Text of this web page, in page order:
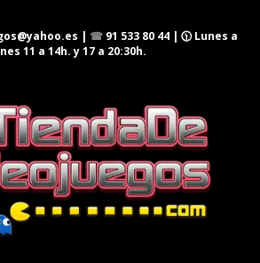
| ☎ 91 533 80 44| 🕦 Lunes a
11 a 14h. y 17 a 20:30h.